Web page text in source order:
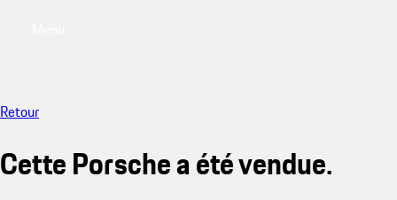
Retour
Cette Porsche a été vendue.